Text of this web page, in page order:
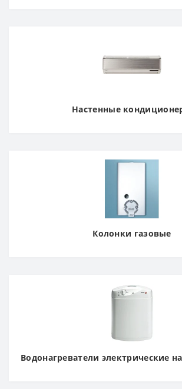
Настенные
Колонки газовые
Водонагреватели электрические